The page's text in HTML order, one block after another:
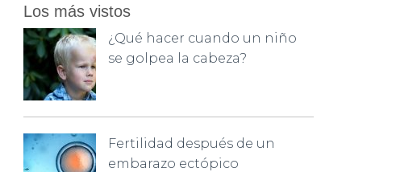
Los más vistos
¿Qué hacer cuando un niño
se golpea la cabeza?
Fertilidad después de un
embarazo ectópico